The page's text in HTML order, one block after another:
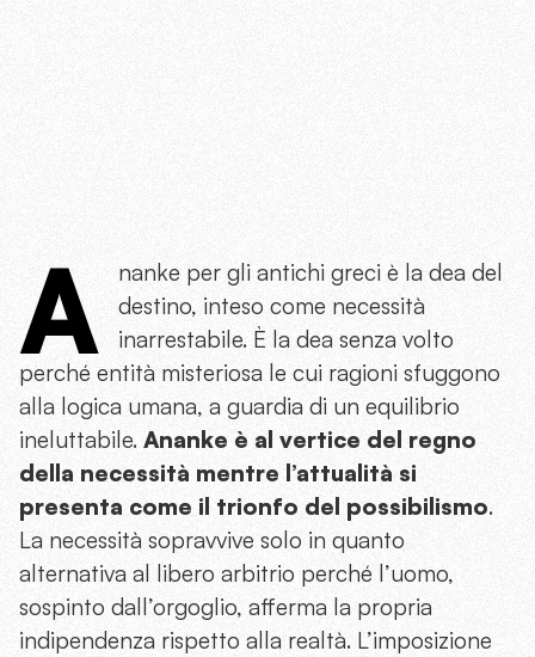
A
nanke per gli antichi greci è la dea del
destino, inteso come necessità
inarrestabile. È la dea senza volto
perché entità misteriosa le cui ragioni sfuggono
alla logica umana, a guardia di un equilibrio
ineluttabile. Ananke è al vertice del regno
della necessità mentre l’attualità si
presenta come il trionfo del possibilismo.
La necessità sopravvive solo in quanto
alternativa al libero arbitrio perché l’uomo,
sospinto dall’orgoglio, afferma la propria
indipendenza rispetto alla realtà. L’imposizione